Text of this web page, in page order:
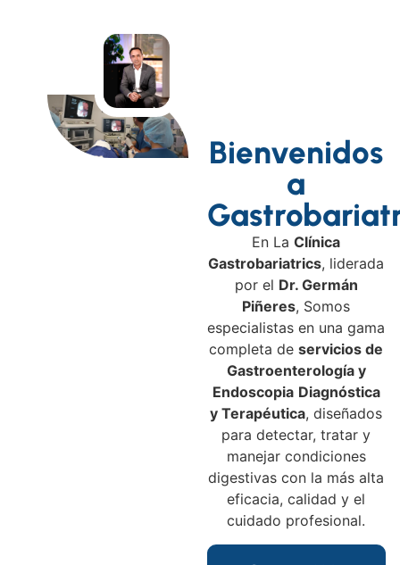
Bienvenidos
a
En LaClínica
Gastrobariatrics, liderada
por el Dr. Germán
Piñeres, Somos
especialistas en una gama
completa deservicios de
Gastroenterología y
Endoscopia Diagnóstica
y Terapéutica, diseñados
para detectar, tratar y
manejar condiciones
digestivas con la más alta
eficacia, calidad y el
cuidado profesional.